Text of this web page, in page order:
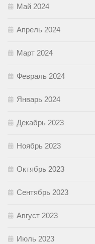
Май 2024
Апрель 2024
Март 2024
Февраль 2024
Январь 2024
Декабрь 2023
Ноябрь 2023
Октябрь 2023
Сентябрь 2023
Август 2023
Июль 2023